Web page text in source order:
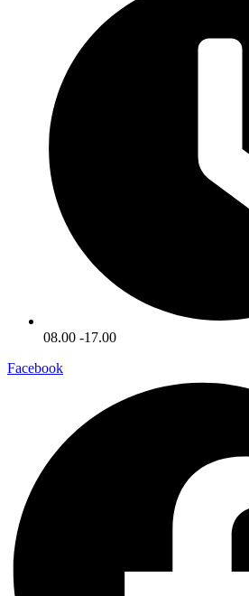
08.00 -17.00
Facebook